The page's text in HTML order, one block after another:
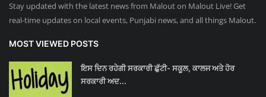
Stay updated with the latest news from Malout on Malout Live! Get
real-time updates on local events, Punjabi news, and all things Malout.
MOST VIEWED POSTS
ਇਸ ਦਿਨ ਰਹੇਗੀ ਸਰਕਾਰੀ ਛੁੱਟੀ- ਸਕੂਲ, ਕਾਲਜ ਅਤੇ ਹੋਰ
ਸਰਕਾਰੀ ਅਦ...